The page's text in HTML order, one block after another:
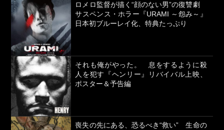
ロメロ監督が描く“顔のない男”の復讐劇
サスペンス・ホラー『URAMI ～怨み～』
日本初ブルーレイ化、特典たっぷり
それも俺がやった。 息をするように殺
人を犯す『ヘンリー』リバイバル上映、
ポスター＆予告編
喪失の先にある、恐るべき“救い” 生命の